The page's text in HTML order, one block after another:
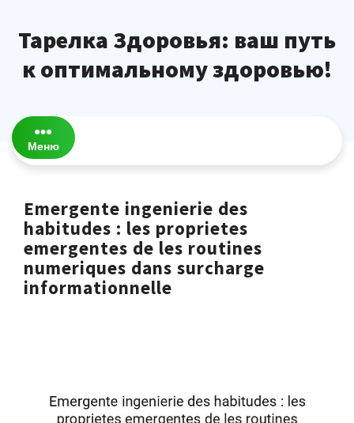
содержимому
Тарелка Здоровья: ваш путь
к оптимальному здоровью!
Меню
Emergente ingenierie des
habitudes : les proprietes
emergentes de les routines
numeriques dans surcharge
informationnelle